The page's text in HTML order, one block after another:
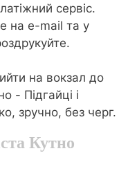
сервіс.
на e-mail та у
на вокзал до
- Підгайці і
зручно, без черг.
Кутно